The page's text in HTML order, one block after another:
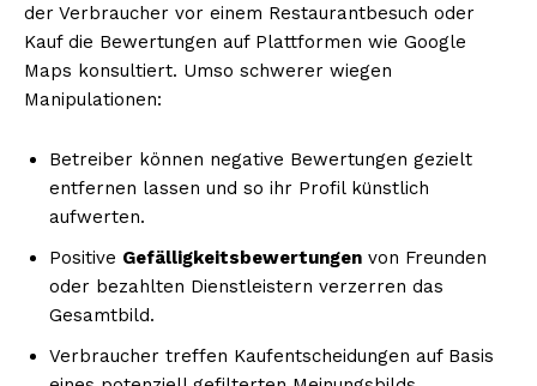
der Verbraucher vor einem Restaurantbesuch oder
Kauf die Bewertungen auf Plattformen wie Google
Maps konsultiert. Umso schwerer wiegen
Manipulationen:
Betreiber können negative Bewertungen gezielt
entfernen lassen und so ihr Profil künstlich
aufwerten.
Positive Gefälligkeitsbewertungen von Freunden
oder bezahlten Dienstleistern verzerren das
Gesamtbild.
Verbraucher treffen Kaufentscheidungen auf Basis